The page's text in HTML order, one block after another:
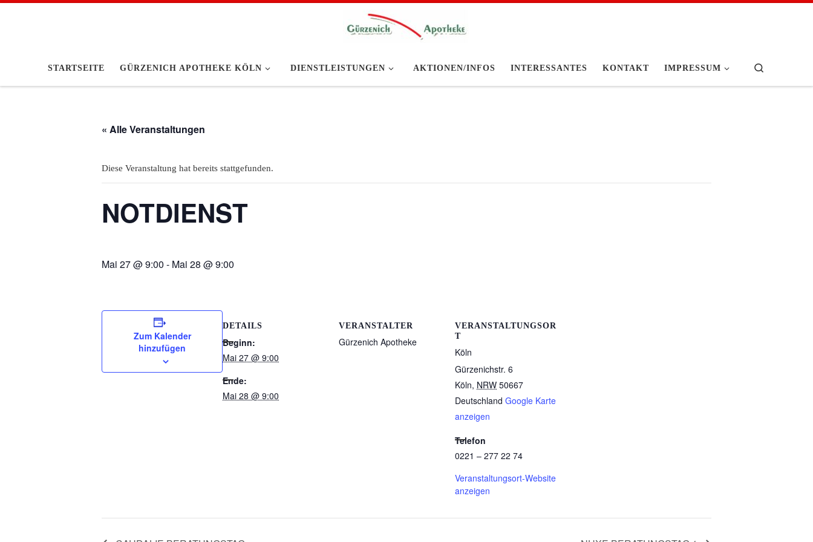
STARTSEITE GÜRZENICH APOTHEKE KÖLN DIENSTLEISTUNGEN AKTIONEN/INFOS INTERESSANTES KONTAKT IMPRESSUM
« Alle Veranstaltungen
Diese Veranstaltung hat bereits stattgefunden.
NOTDIENST
Mai 27 @ 9:00 - Mai 28 @ 9:00
Zum Kalender
hinzufügen
DETAILS
Beginn:
Mai 27 @ 9:00
Ende:
Mai 28 @ 9:00
VERANSTALTER
Gürzenich Apotheke
VERANSTALTUNGSOR
T
Köln
Gürzenichstr. 6
Köln, NRW 50667
Deutschland Google Karte
anzeigen
Telefon
0221 – 277 22 74
Veranstaltungsort-Website
anzeigen